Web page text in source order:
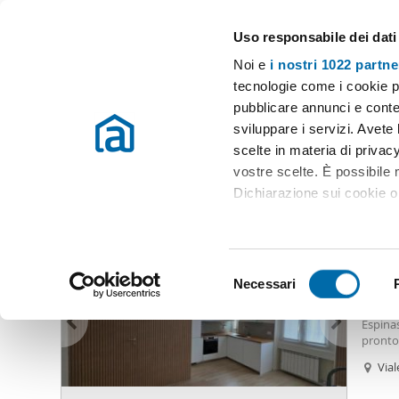
Uso responsabile dei dati
Noi e i nostri 1022
tecnologie come i cookie
pubblicare annunci e
sviluppare i servizi.
scelte in materia di
vostre scelte. È possibile
Dichiarazione sui cookie
Identificare il tuo
(impronte digitali).
Approfondisci come
dettagli. Puoi modificare
e
e
z
i
Necessari
Case e appartamenti in affitto in tutta Italia
Scegli la zona
Affitto Milano Appartamenti Affitto Milano Affitto mini
Affitto mini appartamento bovisa Milano (239 immobili)
e